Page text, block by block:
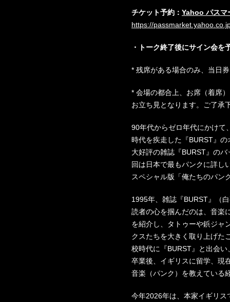
チケット予約： Yahoo パスマ
https://
・トーク終了後にサイン会を
* 残席がある場合のみ、当日
* 会場の都合上、お席（着席
お立ち見となります。ご了承
90年代からゼロ年代にかけて
時代を疾走した『BURST』
大好評の雑誌『BURST』の
回は日本で最もパンクに詳し
スペシャル版「俺たちのパン
1995年、雑誌『BURST』（
読者の心を掴んだのは、音楽
を紹介し、タトゥーや鋲ジャ
クスたちを大きく取り上げた
校時代に『BURST』と出会
卒業後、イギリスに留学、現
音楽（パンク）を教えている
今年2026年は、本家イギリ